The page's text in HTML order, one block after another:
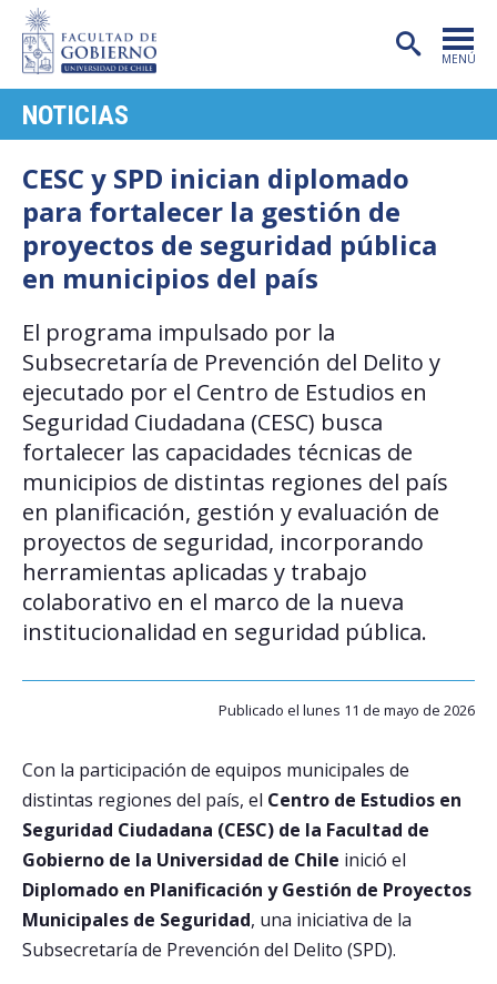
MENÚ
CARRERAS
POSTGRADO
EXTENSIÓN
PUBLICACIONES
CENTROS
ADMISIÓN
Postulantes
Estudiantes
Académicos
Funcionarios
Egresados
NOTICIAS
CESC y SPD inician diplomado
para fortalecer la gestión de
proyectos de seguridad pública
en municipios del país
El programa impulsado por la
Subsecretaría de Prevención del Delito y
ejecutado por el Centro de Estudios en
Seguridad Ciudadana (CESC) busca
fortalecer las capacidades técnicas de
municipios de distintas regiones del país
en planificación, gestión y evaluación de
proyectos de seguridad, incorporando
herramientas aplicadas y trabajo
colaborativo en el marco de la nueva
institucionalidad en seguridad pública.
Publicado el lunes 11 de mayo de 2026
Con la participación de equipos municipales de
distintas regiones del país, el Centro de Estudios en
Seguridad Ciudadana (CESC) de la Facultad de
Gobierno de la Universidad de Chile inició el
Diplomado en Planificación y Gestión de Proyectos
Municipales de Seguridad, una iniciativa de la
Subsecretaría de Prevención del Delito (SPD).